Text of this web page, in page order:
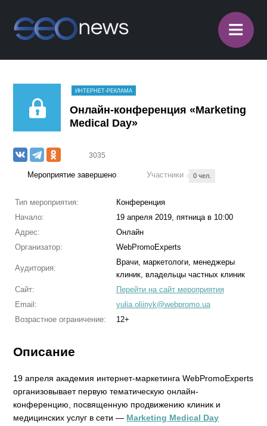
≡
ИНТЕРНЕТ-РЕКЛАМА
Онлайн-конференция «Marketing
Medical Day»
3035
Мероприятие завершено Участники 0 чел.
Тип мероприятия:
Конференция
Начало:
19 апреля 2019, пятница в 10:00
Адрес:
Онлайн
Организатор:
WebPromoExperts
Аудитория:
Врачи, маркетологи, менеджеры
клиник, владельцы частных клиник
Сайт:
Перейти на сайт мероприятия
Email:
yulia.oliinyk@webpromo.ua
Возрастное ограничение:
12+
Описание
19 апреля академия интернет-маркетинга WebPromoExperts
организовывает первую тематическую онлайн-
конференцию, посвященную продвижению клиник и
медицинских услуг в сети — Marketing Medical Day